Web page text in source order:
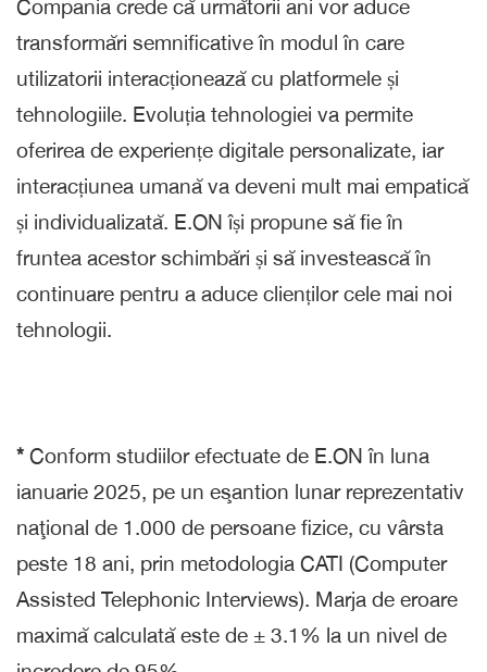
Compania crede că următorii ani vor aduce
transformări semnificative în modul în care
utilizatorii interacționează cu platformele și
tehnologiile. Evoluția tehnologiei va permite
oferirea de experiențe digitale personalizate, iar
interacțiunea umană va deveni mult mai empatică
și individualizată. E.ON își propune să fie în
fruntea acestor schimbări și să investească în
continuare pentru a aduce clienților cele mai noi
tehnologii.
* Conform studiilor efectuate de E.ON în luna
ianuarie 2025, pe un eşantion lunar reprezentativ
naţional de 1.000 de persoane fizice, cu vârsta
peste 18 ani, prin metodologia CATI (Computer
Assisted Telephonic Interviews). Marja de eroare
maximă calculată este de ± 3.1% la un nivel de